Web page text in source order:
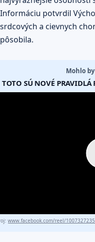
Informáciu potvrdil
srdcových a cievnych
pôsobila.
Mohlo
TOTO SÚ NOVÉ PRAVIDLÁ
www.facebook.com/reel/